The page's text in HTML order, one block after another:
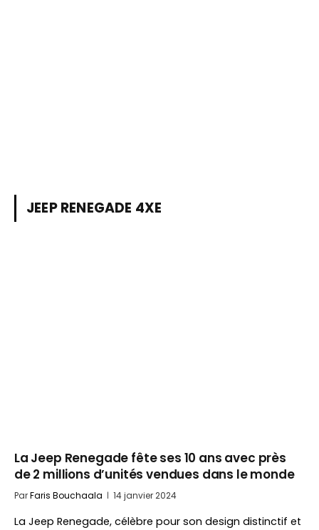
JEEP RENEGADE 4XE
La Jeep Renegade fête ses 10 ans avec près
de 2 millions d’unités vendues dans le monde
ParFaris Bouchaala 14 janvier 2024
La Jeep Renegade, célèbre pour son design distinctif et